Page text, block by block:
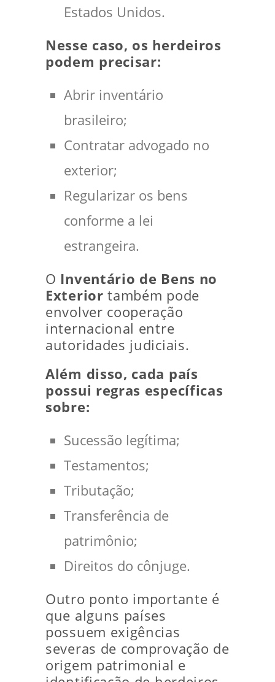
Estados Unidos.
Nesse caso, os herdeiros
podem precisar:
Abrir inventário
brasileiro;
Contratar advogado no
exterior;
Regularizar os bens
conforme a lei
estrangeira.
O Inventário de Bens no
Exterior também pode
envolver cooperação
internacional entre
autoridades judiciais.
Além disso, cada país
possui regras específicas
sobre:
Sucessão legítima;
Testamentos;
Tributação;
Transferência de
patrimônio;
Direitos do cônjuge.
Outro ponto importante é
que alguns países
possuem exigências
severas de comprovação de
origem patrimonial e